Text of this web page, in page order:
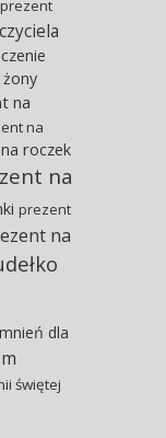
prezent
na
na
roczek
na
prezent
na
dla
świętej